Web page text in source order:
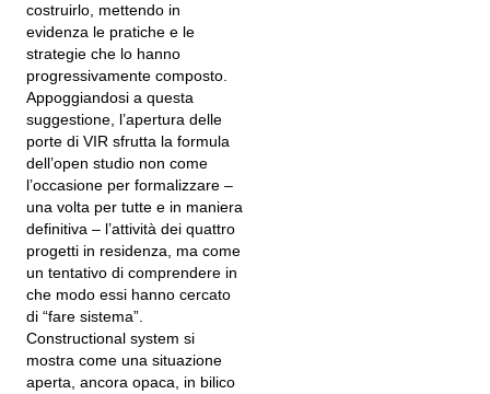
costruirlo, mettendo in
evidenza le pratiche e le
strategie che lo hanno
progressivamente composto.
Appoggiandosi a questa
suggestione, l’apertura delle
porte di VIR sfrutta la formula
dell’open studio non come
l’occasione per formalizzare –
una volta per tutte e in maniera
definitiva – l’attività dei quattro
progetti in residenza, ma come
un tentativo di comprendere in
che modo essi hanno cercato
di “fare sistema”.
Constructional system si
mostra come una situazione
aperta, ancora opaca, in bilico